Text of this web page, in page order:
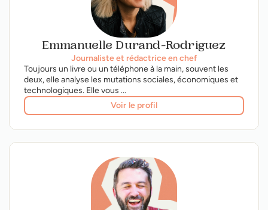
Emmanuelle Durand-Rodriguez
Journaliste et rédactrice en chef
Toujours un livre ou un téléphone à la main, souvent les
deux, elle analyse les mutations sociales, économiques et
technologiques. Elle vous ...
Voir le profil